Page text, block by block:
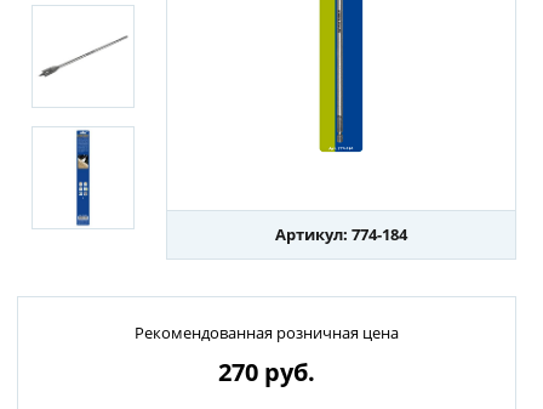
Артикул: 774-184
Рекомендованная розничная цена
270 руб.